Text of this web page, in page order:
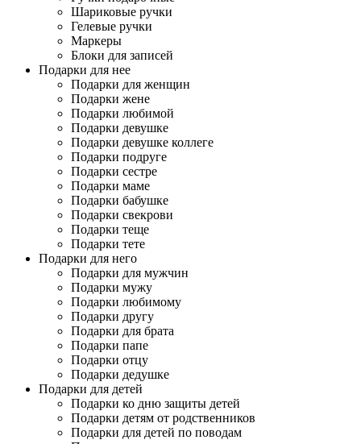
Шариковые ручки
Гелевые ручки
Маркеры
Блоки для записей
Подарки для нее
Подарки для женщин
Подарки жене
Подарки любимой
Подарки девушке
Подарки девушке коллеге
Подарки подруге
Подарки сестре
Подарки маме
Подарки бабушке
Подарки свекрови
Подарки теще
Подарки тете
Подарки для него
Подарки для мужчин
Подарки мужу
Подарки любимому
Подарки другу
Подарки для брата
Подарки папе
Подарки отцу
Подарки дедушке
Подарки для детей
Подарки ко дню защиты детей
Подарки детям от родственников
Подарки для детей по поводам